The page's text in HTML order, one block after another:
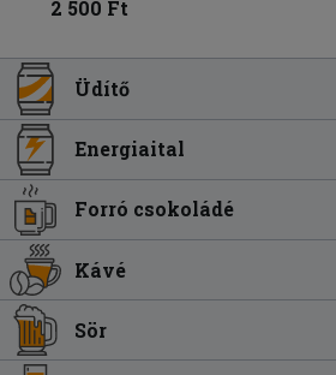
2 500 Ft
Üdítő
Energiaital
Forró csokoládé
Kávé
Sör